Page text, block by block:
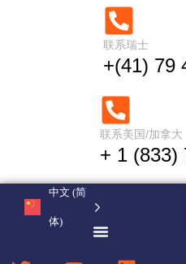
联系瑞士
+(41) 79
联系美国/加拿大
+ 1 (833)
中文 (简
体)
超声波微
首页 超声
我们创造了
的新铝